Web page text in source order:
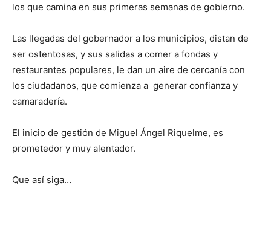
los que camina en sus primeras semanas de gobierno.
Las llegadas del gobernador a los municipios, distan de
ser ostentosas, y sus salidas a comer a fondas y
restaurantes populares, le dan un aire de cercanía con
los ciudadanos, que comienza a generar confianza y
camaradería.
El inicio de gestión de Miguel Ángel Riquelme, es
prometedor y muy alentador.
Que así siga…